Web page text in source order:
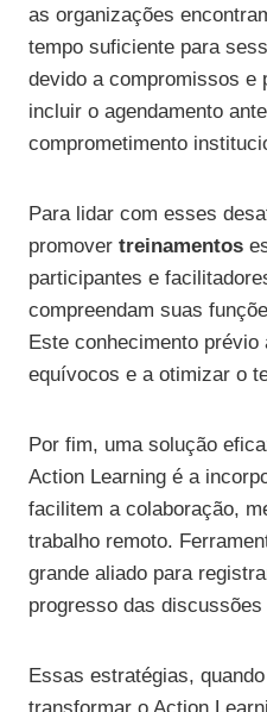
as organizações
tempo suficiente para
devido a compromissos e
incluir o agendamento
comprometimento
Para lidar com esses
promover treinamentos
participantes e
compreendam suas
Este conhecimento
equívocos e a otimizar o
Por fim, uma solução
Action Learning é a
facilitem a colaboração,
trabalho remoto.
grande aliado para
progresso das
Essas estratégias,